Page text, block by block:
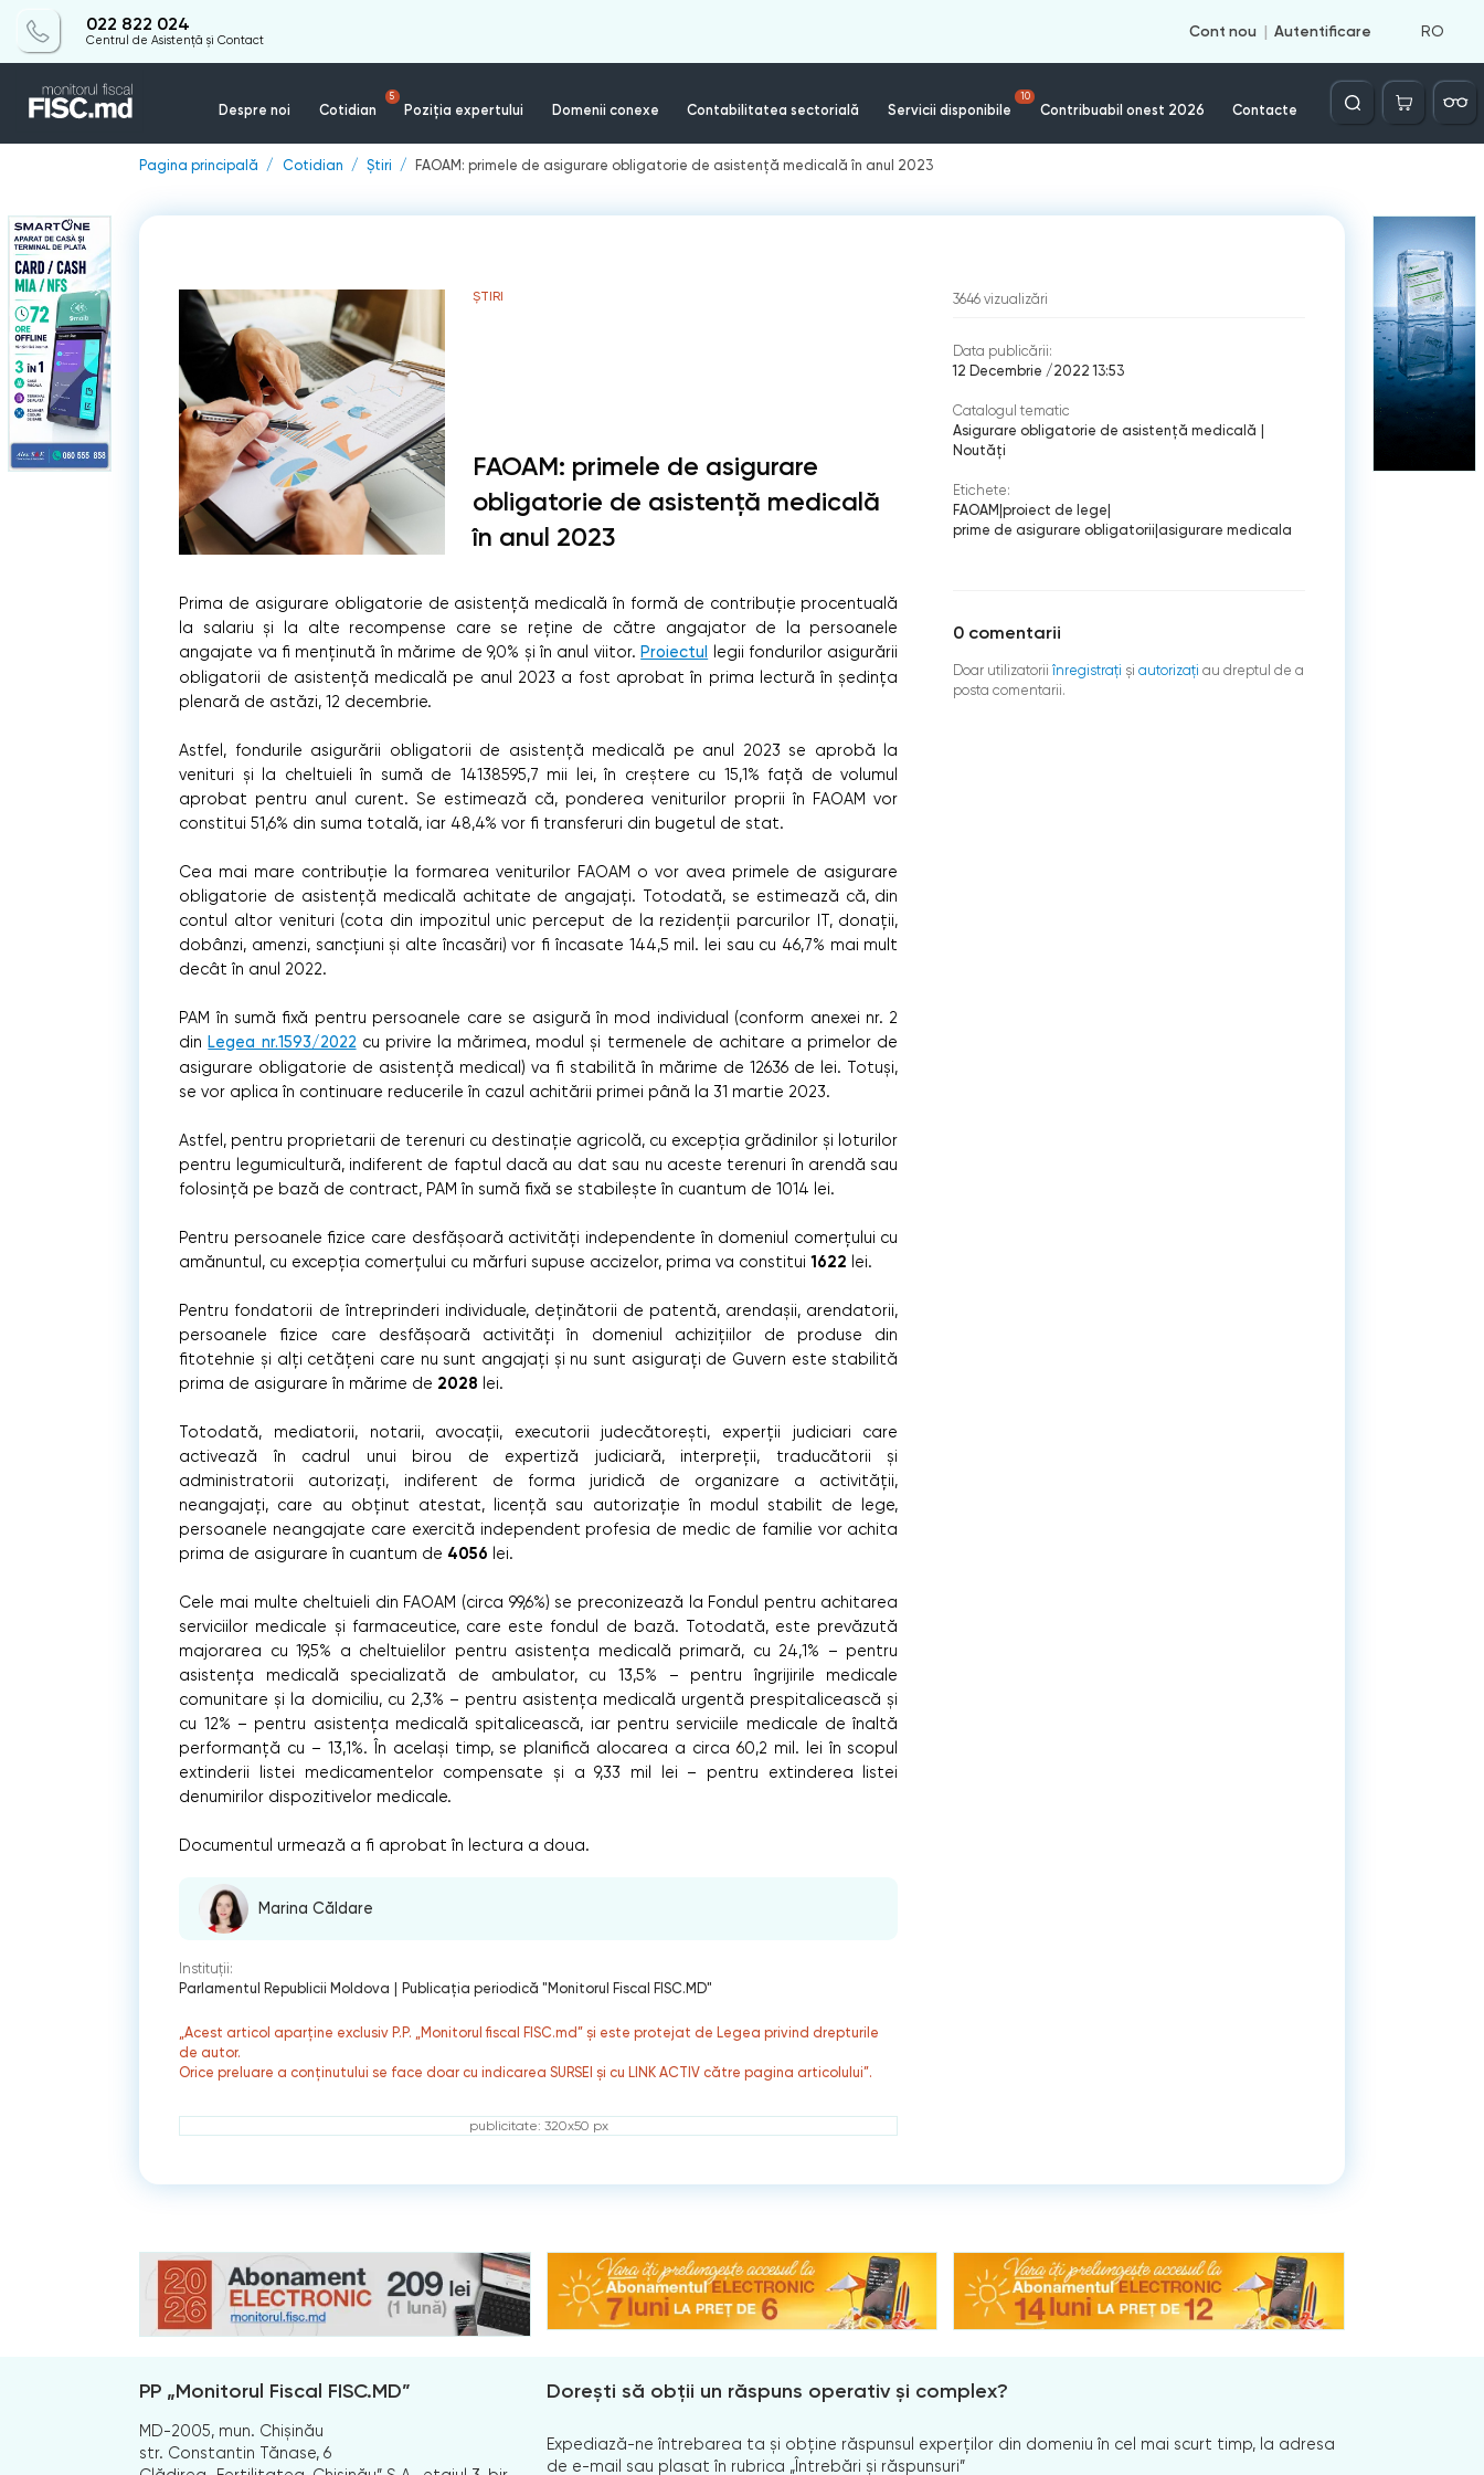
022 822 024
Centrul de Asistență și Contact
Cont nou Autentificare RO
Despre noi Cotidian
5
Poziția expertului Domenii conexe Contabilitatea sectorială Servicii disponibile
10
Contribuabil onest 2026 Contacte
Căutare
Pagina principală Cotidian Știri FAOAM: primele de asigurare obligatorie de asistență medicală în anul 2023
ȘTIRI
FAOAM: primele de asigurare
obligatorie de asistență medicală
în anul 2023
Prima de asigurare obligatorie de asistență medicală în formă de contribuție procentuală
la salariu și la alte recompense care se reține de către angajator de la persoanele
angajate va fi menținută în mărime de 9,0% și în anul viitor. Proiectul
legii fondurilor asigurării
obligatorii de asistență medicală pe anul 2023 a fost aprobat în prima lectură în ședința
plenară de astăzi, 12 decembrie.
Astfel, fondurile asigurării obligatorii de asistență medicală pe anul 2023 se aprobă la
venituri și la cheltuieli în sumă de 14138595,7 mii lei, în creștere cu 15,1% față de volumul
aprobat pentru anul curent. Se estimează că, ponderea veniturilor proprii în FAOAM vor
constitui 51,6% din suma totală, iar 48,4% vor fi transferuri din bugetul de stat.
Cea mai mare contribuție la formarea veniturilor FAOAM o vor avea primele de asigurare
obligatorie de asistență medicală achitate de angajați. Totodată, se estimează că, din
contul altor venituri (cota din impozitul unic perceput de la rezidenții parcurilor IT, donații,
dobânzi, amenzi, sancțiuni și alte încasări) vor fi încasate 144,5 mil. lei sau cu 46,7% mai mult
decât în anul 2022.
PAM în sumă fixă pentru persoanele care se asigură în mod individual (conform anexei nr. 2
din Legea nr.1593/2022 cu privire la mărimea, modul și termenele de achitare a primelor de
asigurare obligatorie de asistență medical) va fi stabilită în mărime de 12636 de lei. Totuși,
se vor aplica în continuare reducerile în cazul achitării primei până la 31 martie 2023.
Astfel, pentru proprietarii de terenuri cu destinaţie agricolă, cu excepţia grădinilor şi loturilor
pentru legumicultură, indiferent de faptul dacă au dat sau nu aceste terenuri în arendă sau
folosinţă pe bază de contract, PAM în sumă fixă se stabilește în cuantum de 1014 lei.
Pentru persoanele fizice care desfășoară activități independente în domeniul comerțului cu
amănuntul, cu excepția comerțului cu mărfuri supuse accizelor, prima va constitui1622 lei.
Pentru fondatorii de întreprinderi individuale, deținătorii de patentă, arendașii, arendatorii,
persoanele fizice care desfășoară activități în domeniul achizițiilor de produse din
fitotehnie și alți cetățeni care nu sunt angajați și nu sunt asigurați de Guvern este stabilită
prima de asigurare în mărime de 2028 lei.
Totodată, mediatorii, notarii, avocații, executorii judecătorești, experții judiciari care
activează în cadrul unui birou de expertiză judiciară, interpreții, traducătorii și
administratorii autorizați, indiferent de forma juridică de organizare a activității,
neangajați, care au obținut atestat, licență sau autorizație în modul stabilit de lege,
persoanele neangajate care exercită independent profesia de medic de familie vor achita
prima de asigurare în cuantum de 4056 lei.
Cele mai multe cheltuieli din FAOAM (circa 99,6%) se preconizează la Fondul pentru achitarea
serviciilor medicale și farmaceutice, care este fondul de bază. Totodată, este prevăzută
majorarea cu 19,5% a cheltuielilor pentru asistența medicală primară, cu 24,1% – pentru
asistența medicală specializată de ambulator, cu 13,5% – pentru îngrijirile medicale
comunitare și la domiciliu, cu 2,3% – pentru asistența medicală urgentă prespitalicească și
cu 12% – pentru asistența medicală spitalicească, iar pentru serviciile medicale de înaltă
performanță cu – 13,1%. În același timp, se planifică alocarea a circa 60,2 mil. lei în scopul
extinderii listei medicamentelor compensate și a 9,33 mil lei – pentru extinderea listei
denumirilor dispozitivelor medicale.
Documentul urmează a fi aprobat în lectura a doua.
Marina Căldare
Instituții:
Parlamentul Republicii Moldova | Publicaţia periodică "Monitorul Fiscal FISC.MD"
„Acest articol aparține exclusiv P.P. „Monitorul fiscal FISC.md” și este protejat de Legea privind drepturile
de autor.
Orice preluare a conținutului se face doar cu indicarea SURSEI și cu LINK ACTIV către pagina articolului”.
publicitate: 320x50 px
3646 vizualizări
Data publicării:
12 Decembrie /2022 13:53
Catalogul tematic
Asigurare obligatorie de asistenţă medicală
Noutăți
Etichete:
FAOAM proiect de lege
prime de asigurare obligatorii asigurare medicala
0 comentarii
Doar utilizatorii înregistraţi şi autorizați au dreptul de a
posta comentarii.
PP „Monitorul Fiscal FISC.MD”
MD-2005, mun. Chișinău
str. Constantin Tănase, 6
Dorești să obții un răspuns operativ și complex?
Expediază-ne întrebarea ta și obține răspunsul experților din domeniu în cel mai scurt timp, la adresa
de e-mail sau plasat în rubrica „Întrebări și răspunsuri”